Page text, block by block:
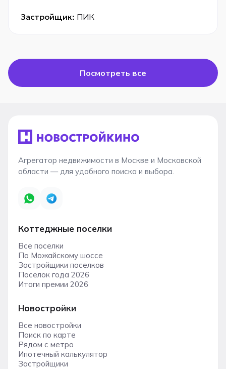
Застройщик: ПИК
Посмотреть все
Агрегатор недвижимости в Москве и Московской
области — для удобного поиска и выбора.
Коттеджные поселки
Все поселки
По Можайскому шоссе
Застройщики поселков
Поселок года 2026
Итоги премии 2026
Новостройки
Все новостройки
Поиск по карте
Рядом с метро
Ипотечный калькулятор
Застройщики